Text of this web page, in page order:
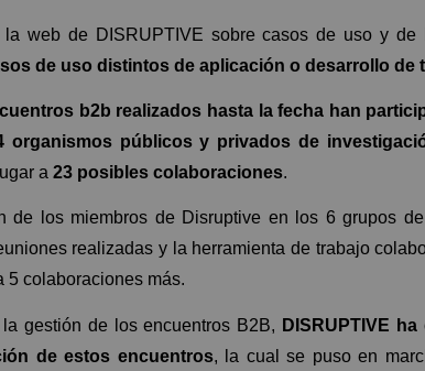
la web de DISRUPTIVE sobre casos de uso y
de uso distintos de aplicación o desarrollo de
b2b realizados hasta la fecha han
organismos públicos y privados de
a 23 posibles colaboraciones.
de los miembros de Disruptive en los 6 grupos
realizadas y la herramienta de trabajo
5 colaboraciones más.
gestión de los encuentros B2B, DISRUPTIVE
de estos encuentros, la cual se puso en